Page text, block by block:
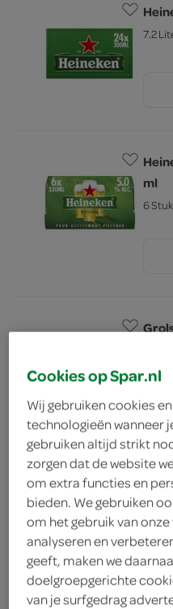
7.2
ml
6
19.
7.2
17.
Cookies op Spar.nl
Wij gebruiken cookies
technologieën wanneer
gebruiken altijd strikt
zorgen dat de website
om extra functies en
bieden. We gebruiken
om het gebruik van
analyseren en
geeft, maken we
doelgroepgerichte
van je surfgedrag